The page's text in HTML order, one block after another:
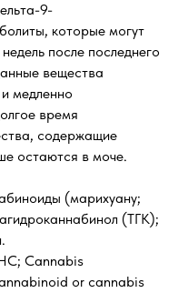
9-
которые могут
после последнего
вещества
медленно
время
содержащие
остаются в моче.
(марихуану;
(ТГК);
Cannabis
or cannabis